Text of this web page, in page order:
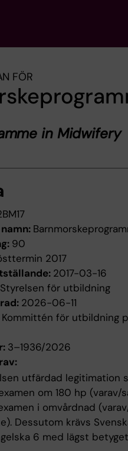
FÖR
in Midwifery
90
2017
2017-03-16
Styrelsen för utbildning
2026-06-11
Kommittén för utbildning
3–1936/2026
utfärdad legitimation
om 180 hp (varav/
i omvårdnad
Dessutom krävs
6 med lägst